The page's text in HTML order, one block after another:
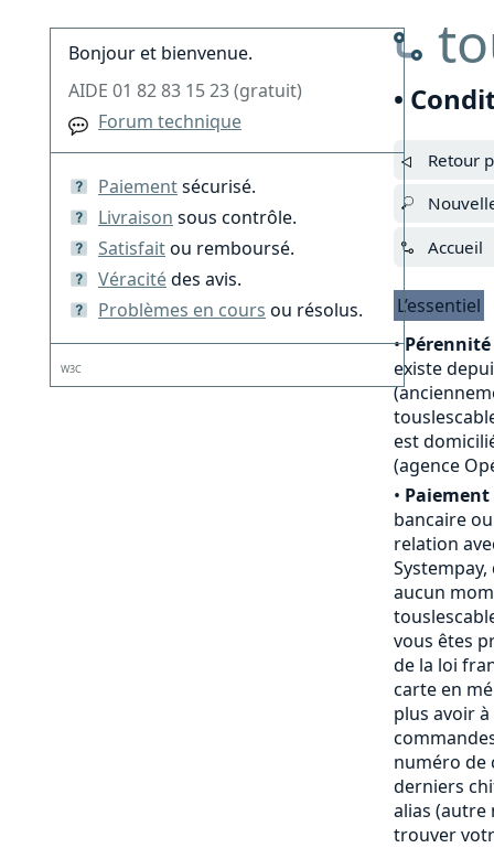
•
Retour
Accueil
L’essentiel
•
existe
est
(agence
• Paiement
bancaire
relation
aucun
vous êtes
de la loi
carte en
plus avoir
numéro de
derniers
alias (autre
trouver
Bonjour et bienvenue.
AIDE 01 82 83 15 23 (gratuit)
Forum technique
Paiementsécurisé.
Livraison sous contrôle.
Satisfaitou remboursé.
Véracitédes avis.
Problèmes en cours ou résolus.
W3C